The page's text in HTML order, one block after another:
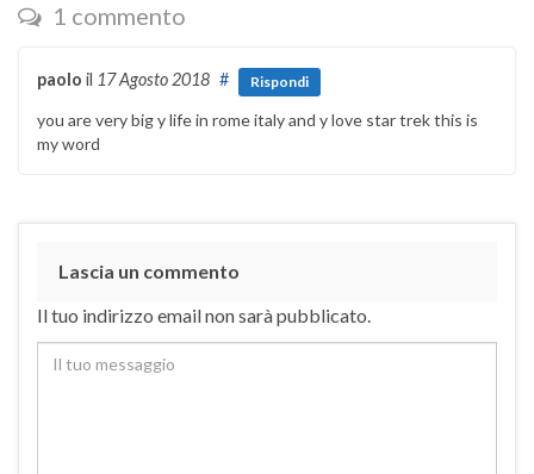
1 commento
paolo il 17 Agosto 2018 # Rispondi
you are very big y life in rome italy and y love star trek this is
my word
Lascia un commento
Il tuo indirizzo email non sarà pubblicato.